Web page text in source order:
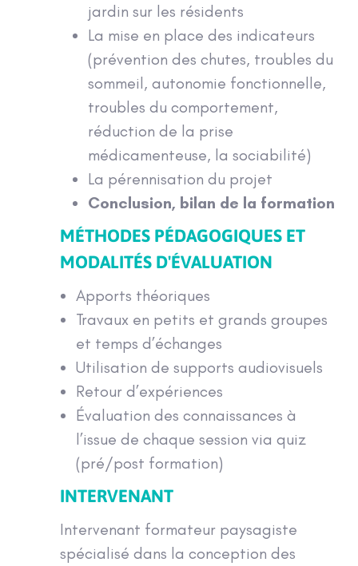
jardin sur les résidents
La mise en place des indicateurs
(prévention des chutes, troubles du
sommeil, autonomie fonctionnelle,
troubles du comportement,
réduction de la prise
médicamenteuse, la sociabilité)
La pérennisation du projet
Conclusion, bilan de la formation
MÉTHODES PÉDAGOGIQUES ET
MODALITÉS D'ÉVALUATION
Apports théoriques
Travaux en petits et grands groupes
et temps d’échanges
Utilisation de supports audiovisuels
Retour d’expériences
Évaluation des connaissances à
l’issue de chaque session via quiz
(pré/post formation)
INTERVENANT
Intervenant formateur paysagiste
spécialisé dans la conception des